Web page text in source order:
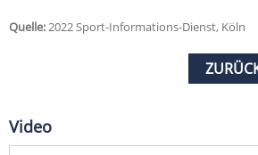
Quelle:2022 Sport-Informations-Dienst, Köln
Video